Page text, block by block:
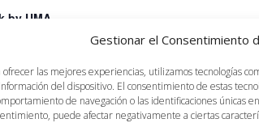
Gestionar el Consentimiento
ofrecer las mejores experiencias, utilizamos tecnologías
del dispositivo. El consentimiento de estas
de navegación o las identificaciones únicas
puede afectar negativamente a ciertas
by UMA
Proyectos Colaborativos